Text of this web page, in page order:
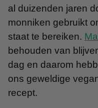
al duizenden jaren
monniken gebruikt
staat te bereiken.
behouden van
dag en daarom
ons geweldige
recept.